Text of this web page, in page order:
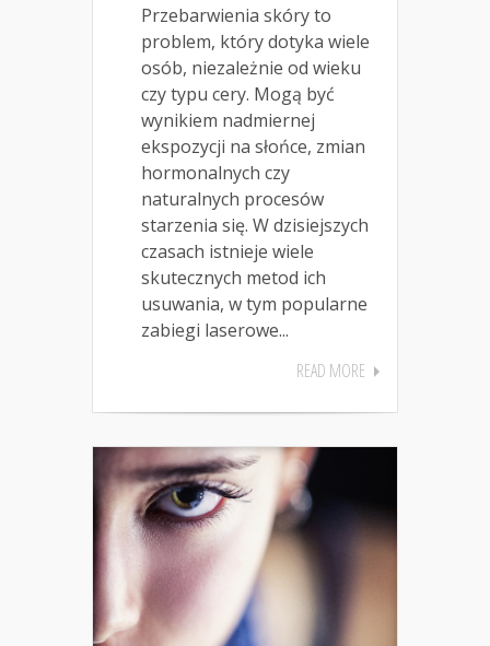
Przebarwienia skóry to
problem, który dotyka wiele
osób, niezależnie od wieku
czy typu cery. Mogą być
wynikiem nadmiernej
ekspozycji na słońce, zmian
hormonalnych czy
naturalnych procesów
starzenia się. W dzisiejszych
czasach istnieje wiele
skutecznych metod ich
usuwania, w tym popularne
zabiegi laserowe...
READ MORE